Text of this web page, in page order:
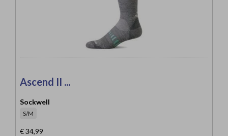
Ascend II ...
Sockwell
S/M
€ 34,99